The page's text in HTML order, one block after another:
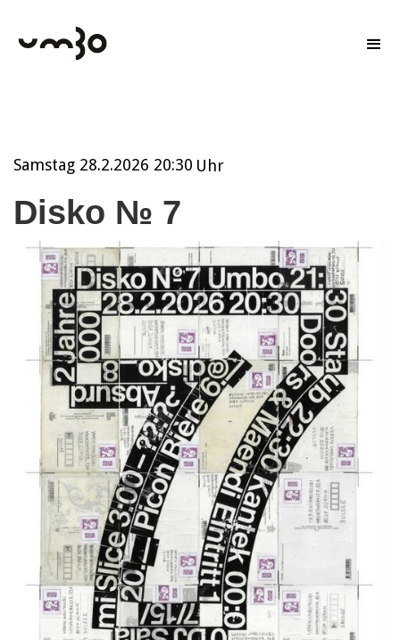
Samstag 28.2.2026 20:30 Uhr
Disko № 7